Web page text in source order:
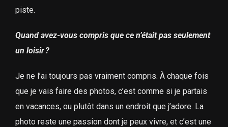
piste.
Quand avez-vous compris que ce n’était pas seulement
un loisir ?
Je ne l’ai toujours pas vraiment compris. À chaque fois
que je vais faire des photos, c’est comme si je partais
en vacances, ou plutôt dans un endroit que j’adore. La
photo reste une passion dont je peux vivre, et c’est une